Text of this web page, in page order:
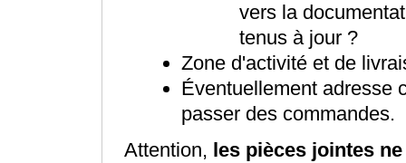
vers la
tenus à jour ?
Zone d'activité et de
Éventuellement adresse
passer des commandes.
Attention, les pièces jointes